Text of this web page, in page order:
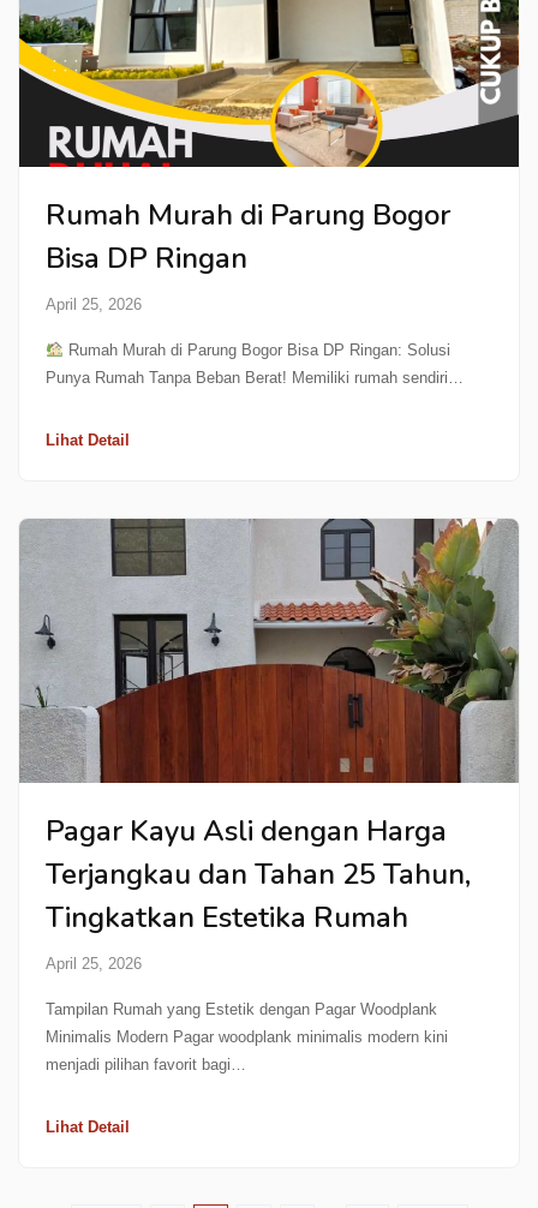
Rumah Murah di Parung Bogor
Bisa DP Ringan
April 25, 2026
Rumah Murah di Parung Bogor Bisa DP Ringan: Solusi
Punya Rumah Tanpa Beban Berat! Memiliki rumah sendiri…
Lihat Detail
Pagar Kayu Asli dengan Harga
Terjangkau dan Tahan 25 Tahun,
Tingkatkan Estetika Rumah
April 25, 2026
Tampilan Rumah yang Estetik dengan Pagar Woodplank
Minimalis Modern Pagar woodplank minimalis modern kini
menjadi pilihan favorit bagi…
Lihat Detail